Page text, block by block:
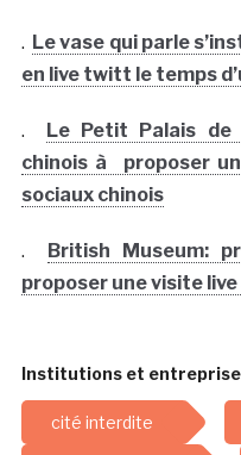
. Le vase qui parle
en live twitt le temps
.
Le Petit Palais de
chinois à proposer
sociaux chinois
.
British Museum:
proposer une visite
Institutions et
cité interdite